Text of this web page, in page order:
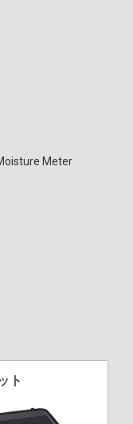
Meter
ト